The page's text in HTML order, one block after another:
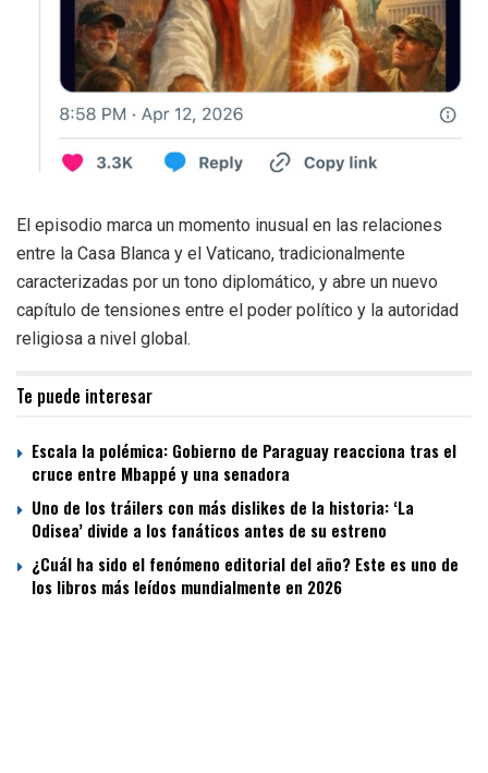
El episodio marca un momento inusual en las relaciones
entre la Casa Blanca y el Vaticano, tradicionalmente
caracterizadas por un tono diplomático, y abre un nuevo
capítulo de tensiones entre el poder político y la autoridad
religiosa a nivel global.
Te puede interesar
Escala la polémica: Gobierno de Paraguay reacciona tras el
cruce entre Mbappé y una senadora
Uno de los tráilers con más dislikes de la historia: ‘La
Odisea’ divide a los fanáticos antes de su estreno
¿Cuál ha sido el fenómeno editorial del año? Este es uno de
los libros más leídos mundialmente en 2026